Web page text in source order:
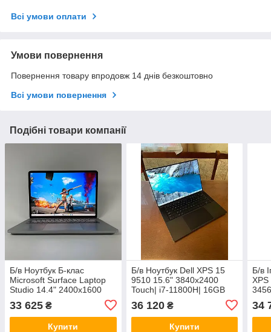
Всі умови оплати
Умови повернення
Повернення товару впродовж 14 днів безкоштовно
Всі умови повернення
Подібні товари компанії
Б/в Ноутбук Б-клас
Microsoft Surface Laptop
Studio 14.4" 2400x1600
RAM| 512GB SSD| RTX
3050 Ti 4GB
33 625 ₴
Купити
Б/в Ноутбук Dell XPS 15
9510 15.6" 3840x2400
Touch| i7-11800H| 16GB
3050 Ti 4GB
36 120₴
Купити
Б/в
4GB
34